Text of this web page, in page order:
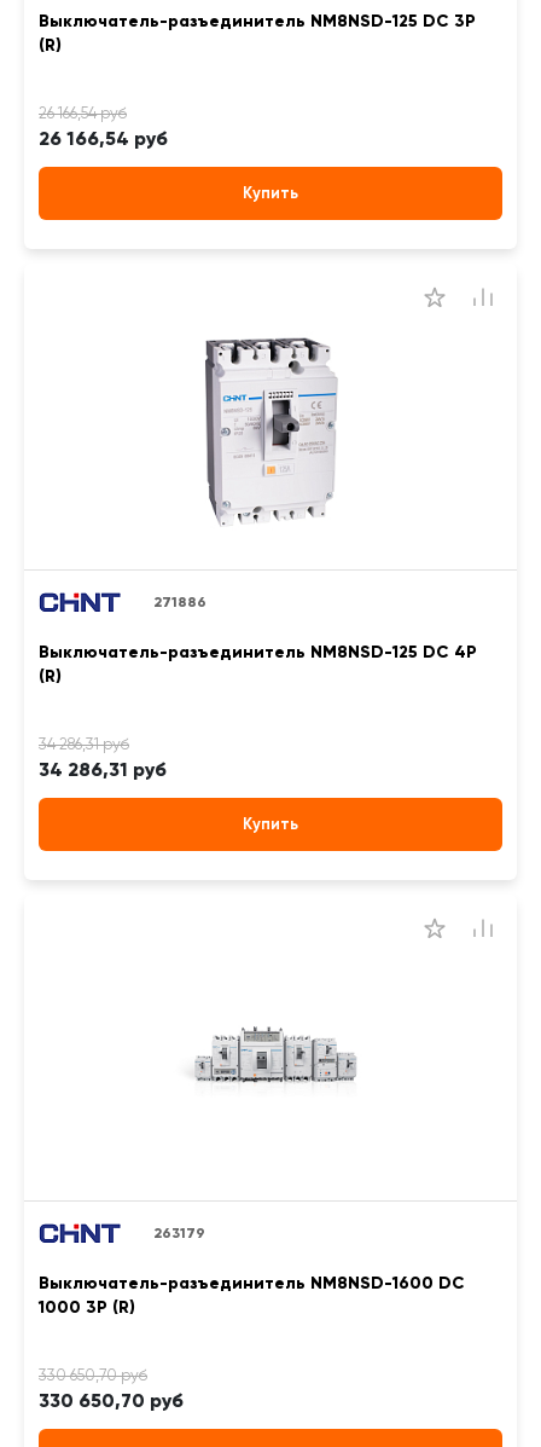
Выключатель-разъединитель NM8NSD-125 DC 3P
(R)
26 166,54 руб
Купить
271886
Выключатель-разъединитель NM8NSD-125 DC 4P
(R)
34 286,31 руб
Купить
263179
Выключатель-разъединитель NM8NSD-1600 DC
1000 3P (R)
330 650,70 руб